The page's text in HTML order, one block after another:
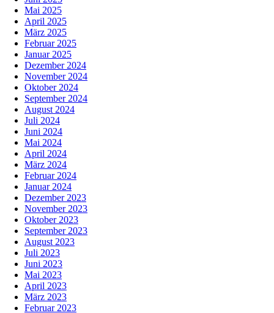
Mai 2025
April 2025
März 2025
Februar 2025
Januar 2025
Dezember 2024
November 2024
Oktober 2024
September 2024
August 2024
Juli 2024
Juni 2024
Mai 2024
April 2024
März 2024
Februar 2024
Januar 2024
Dezember 2023
November 2023
Oktober 2023
September 2023
August 2023
Juli 2023
Juni 2023
Mai 2023
April 2023
März 2023
Februar 2023